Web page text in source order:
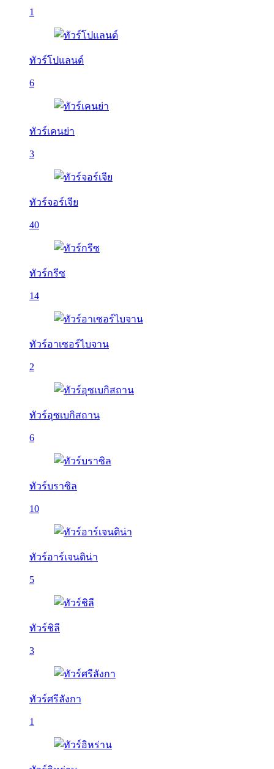
1
ทัวร์โปแลนด์
6
ทัวร์เคนย่า
3
ทัวร์จอร์เจีย
40
ทัวร์กรีซ
14
ทัวร์อาเซอร์ไบจาน
2
ทัวร์อุซเบกิสถาน
6
ทัวร์บราซิล
10
ทัวร์อาร์เจนติน่า
5
ทัวร์ชิลี
3
ทัวร์ศรีลังกา
1